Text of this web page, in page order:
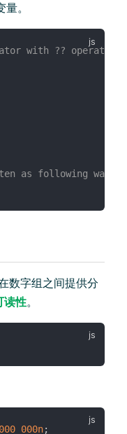
。
with ?? operator
as following ways
数字组之间提供分
读性。
;